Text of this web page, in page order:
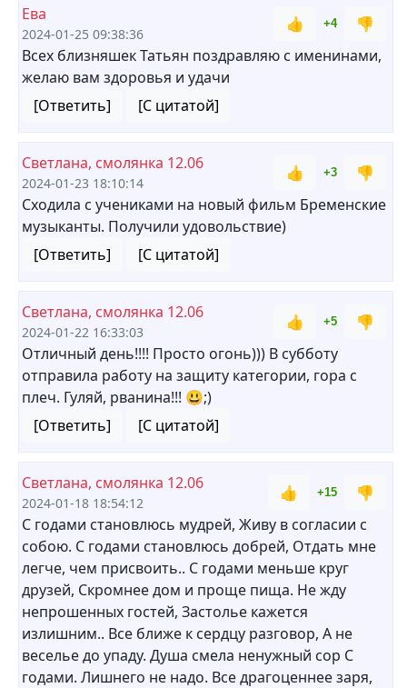
Ева
2024-01-25 09:38:36
👍 +4
👎
Всех близняшек Татьян поздравляю с именинами,
желаю вам здоровья и удачи
[Ответить]
[С цитатой]
Светлана, смолянка 12.06
2024-01-23 18:10:14
👍 +3
👎
Сходила с учениками на новый фильм Бременские
музыканты. Получили удовольствие)
[Ответить]
[С цитатой]
Светлана, смолянка 12.06
2024-01-22 16:33:03
👍 +5
👎
Отличный день!!!! Просто огонь))) В субботу
отправила работу на защиту категории, гора с
плеч. Гуляй, рванина!!! 😃;)
[Ответить]
[С цитатой]
Светлана, смолянка 12.06
2024-01-18 18:54:12
👍 +15
👎
С годами становлюсь мудрей, Живу в согласии с
собою. С годами становлюсь добрей, Отдать мне
легче, чем присвоить.. С годами меньше круг
друзей, Скромнее дом и проще пища. Не жду
непрошенных гостей, Застолье кажется
излишним.. Все ближе к сердцу разговор, А не
веселье до упаду. Душа смела ненужный сор С
годами. Лишнего не надо. Все драгоценнее заря,